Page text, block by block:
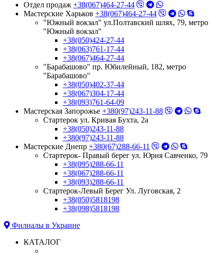
Отдел продаж +38(067)464-27-44
Мастерские Харьков +38(067)464-27-44
"Южный вокзал" ул.Полтавский шлях, 79, метро
"Южный вокзал"
+38(050)424-27-44
+38(063)761-17-44
+38(067)464-27-44
"Барабашово" пр. Юбилейный, 182, метро
"Барабашово"
+38(050)402-37-44
+38(067)304-17-44
+38(093)761-64-09
Мастерская Запорожье +380(97)243-11-88
Стартерок ул. Кривая Бухта, 2а
+38(050)243-11-88
+380(97)243-11-88
Мастерские Днепр +380(67)288-66-11
Стартерок- Правый берег ул. Юрия Савченко, 79
+38(095)288-66-11
+38(067)288-66-11
+38(093)288-66-11
Стартерок-Левый Берег Ул. Луговская, 2
+38(050)5818198
+38(098)5818198
Филиалы в Украине
КАТАЛОГ